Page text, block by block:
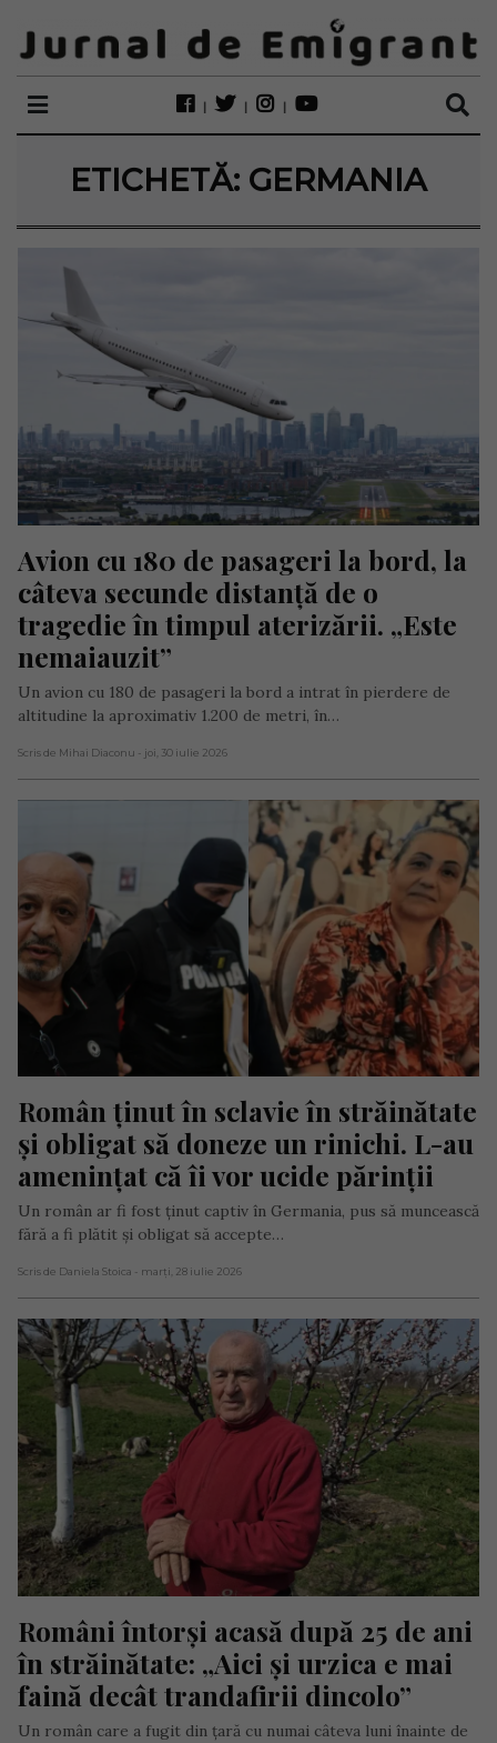
ETICHETĂ: GERMANIA
Avion cu 180 de pasageri la bord, la
câteva secunde distanță de o
tragedie în timpul aterizării. „Este
nemaiauzit”
Un avion cu 180 de pasageri la bord a intrat în pierdere de
altitudine la aproximativ 1.200 de metri, în…
Scris de Mihai Diaconu - joi, 30 iulie 2026
Român ținut în sclavie în străinătate
și obligat să doneze un rinichi. L-au
amenințat că îi vor ucide părinții
Un român ar fi fost ținut captiv în Germania, pus să muncească
fără a fi plătit și obligat să accepte…
Scris de Daniela Stoica - marți, 28 iulie 2026
Români întorși acasă după 25 de ani
în străinătate: „Aici și urzica e mai
faină decât trandafirii dincolo”
Un român care a fugit din țară cu numai câteva luni înainte de